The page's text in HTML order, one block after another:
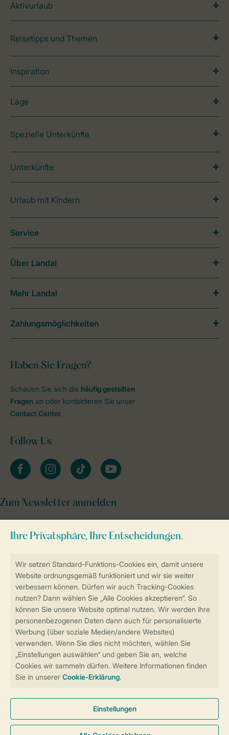
Sicherstellung Deiner Privatsphäre
Sicher und schnell zur Online-Buchung
Sichere Datenübertragung
Sicheres Bezahlen
Aktivurlaub
Reisetipps und Themen
Inspiration
Lage
Spezielle Unterkünfte
Unterkünfte
Urlaub mit Kindern
Haben Sie Fragen?
Schauen Sie sich die häufig gestellten
Fragen an oder kontaktieren Sie unser
Contact Center.
Follow Us
facebookinstagramtiktok youtube
Zum Newsletter anmelden
Service
Über Landal
Mehr Landal
Zahlungsmöglichkeiten